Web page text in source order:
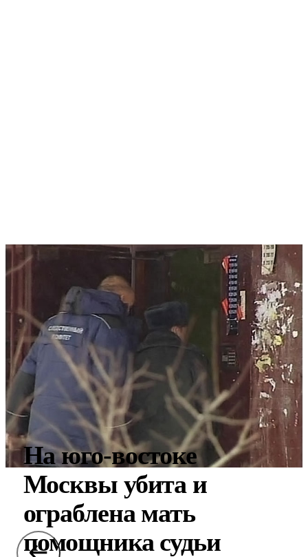
На юго-востоке
Москвы убита и
ограблена мать
помощника судьи